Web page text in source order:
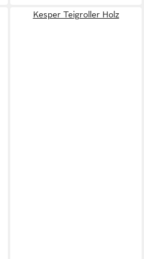
Kesper Teigroller Holz